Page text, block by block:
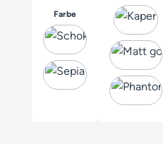
Farbeauswählen